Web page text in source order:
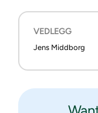
VEDLEGG
Jens Middborg